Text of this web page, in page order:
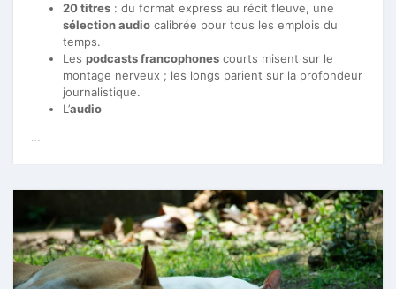
20 titres : du format express au récit fleuve, une
sélection audio calibrée pour tous les emplois du
temps.
Les podcasts francophones courts misent sur le
montage nerveux ; les longs parient sur la profondeur
journalistique.
L’audio
…